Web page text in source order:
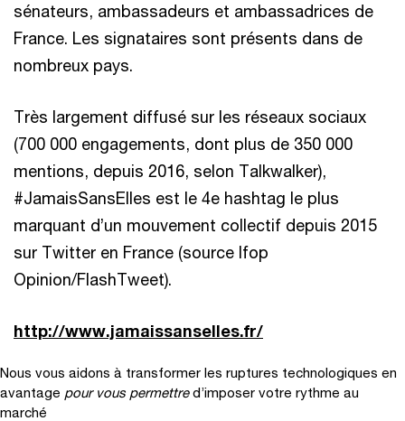
sénateurs, ambassadeurs et ambassadrices de
France. Les signataires sont présents dans de
nombreux pays.
Très largement diffusé sur les réseaux sociaux
(700 000 engagements, dont plus de 350 000
mentions, depuis 2016, selon Talkwalker),
#JamaisSansElles est le 4e hashtag le plus
marquant d’un mouvement collectif depuis 2015
sur Twitter en France (source Ifop
Opinion/FlashTweet).
http://www.jamaissanselles.fr/
Nous vous aidons à transformer les ruptures technologiques en
avantage pour vous permettre d’imposer votre rythme au
marché